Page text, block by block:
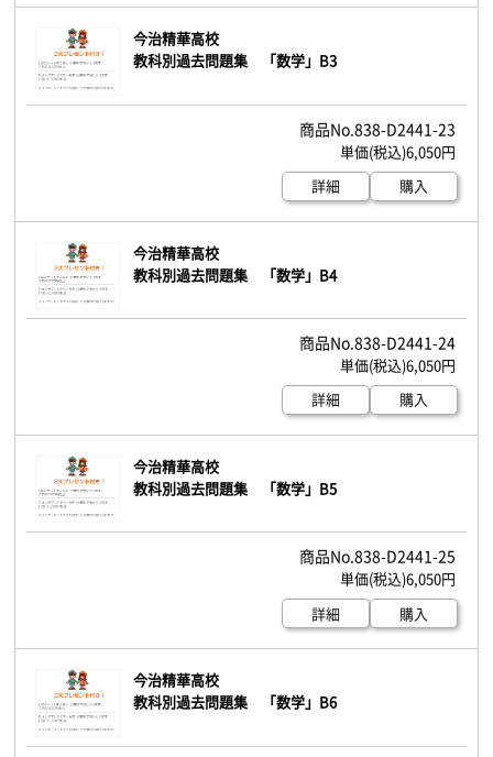
今治精華高校
教科別過去問題集 「数学」B3
838-D2441-23
6,050円
詳細
購入
今治精華高校
教科別過去問題集 「数学」B4
838-D2441-24
6,050円
詳細
購入
今治精華高校
教科別過去問題集 「数学」B5
838-D2441-25
6,050円
詳細
購入
今治精華高校
教科別過去問題集 「数学」B6